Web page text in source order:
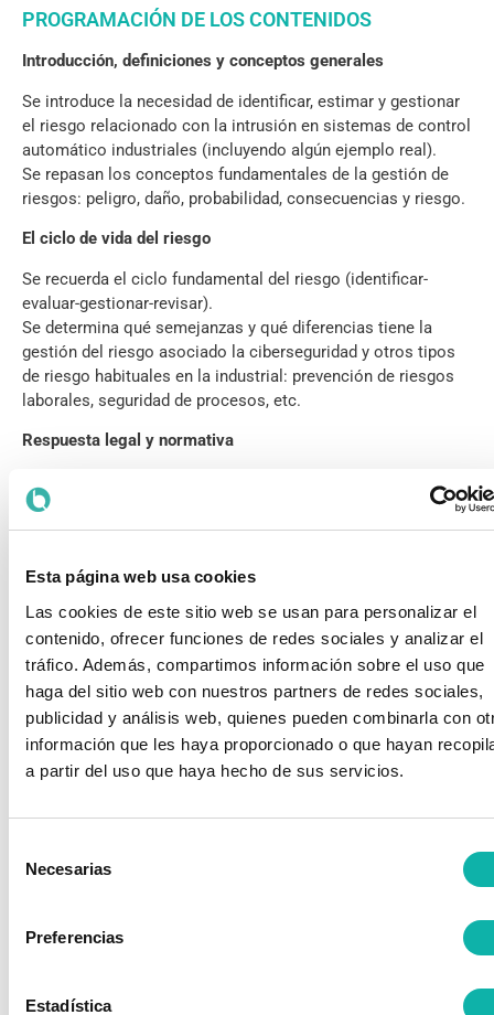
Esta página web usa cookies
Las cookies de este sitio web se usan para personalizar el
contenido, ofrecer funciones de redes sociales y analizar el
tráfico. Además, compartimos información sobre el uso que
haga del sitio web con nuestros partners de redes sociales,
publicidad y análisis web, quienes pueden combinarla con
información que les haya proporcionado o que hayan
a partir del uso que haya hecho de sus servicios.
Necesarias
Preferencias
Estadística
PROGRAMACIÓN DE LOS CONTENIDOS
Introducción, definiciones y conceptos generales
Se introduce la necesidad de identificar, estimar y gestionar
el riesgo relacionado con la intrusión en sistemas de control
automático industriales (incluyendo algún ejemplo real).
Se repasan los conceptos fundamentales de la gestión de
riesgos: peligro, daño, probabilidad, consecuencias y riesgo.
El ciclo de vida del riesgo
Se recuerda el ciclo fundamental del riesgo (identificar-
evaluar-gestionar-revisar).
Se determina qué semejanzas y qué diferencias tiene la
gestión del riesgo asociado la ciberseguridad y otros tipos
de riesgo habituales en la industrial: prevención de riesgos
laborales, seguridad de procesos, etc.
Respuesta legal y normativa
63443, relativas a ciberseguridad.
Se introduce el sistema de gestión de la ciberseguridad.
Se introduce el concepto de Security Level (SL) para zonas y
conduits y se describe su significado en términos de
relación con el ciclo del riesgo. Se analizan sus semejanzas
con el concepto de “Safety Integrity Level” (SIL), ya utilizado
habitualmente por la industria de procesos.
Algunas herramientas de identificación y evaluación de
riesgos: el PHA de seguridad
En este apartado se describe la utilización de una extensión
Se describe una metodología para la determinación del SL
Ejemplo práctico
utilización del PHA de seguridad como herramienta para la